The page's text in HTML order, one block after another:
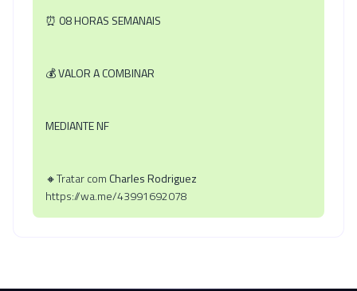
⏰ 08 HORAS SEMANAIS
💰VALOR A COMBINAR
MEDIANTE NF
🔸Tratar comCharles Rodriguez
https://wa.me/43991692078